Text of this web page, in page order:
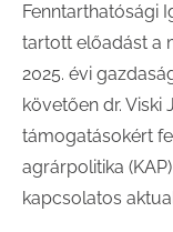
Fenntarthatósági
tartott előadást a
2025. évi
követően dr. Viski
támogatásokért
agrárpolitika
kapcsolatos